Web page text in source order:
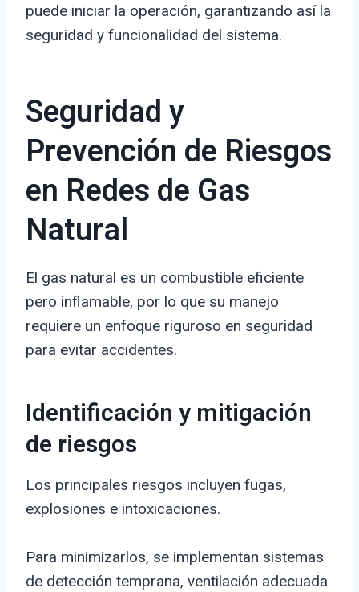
puede iniciar la operación, garantizando así la
seguridad y funcionalidad del sistema.
Seguridad y
Prevención de Riesgos
en Redes de Gas
Natural
El gas natural es un combustible eficiente
pero inflamable, por lo que su manejo
requiere un enfoque riguroso en seguridad
para evitar accidentes.
Identificación y mitigación
de riesgos
Los principales riesgos incluyen fugas,
explosiones e intoxicaciones.
Para minimizarlos, se implementan sistemas
de detección temprana, ventilación adecuada